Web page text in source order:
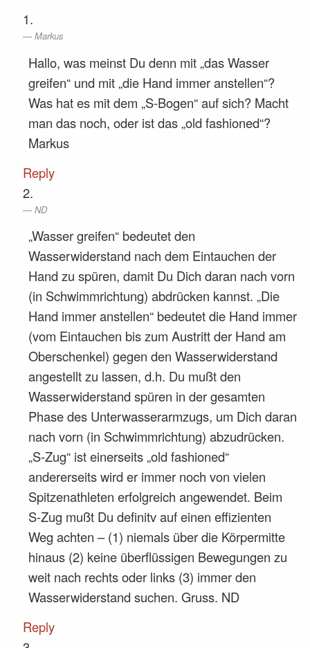
Markus
Hallo, was meinst Du denn mit „das Wasser
greifen“ und mit „die Hand immer anstellen“?
Was hat es mit dem „S-Bogen“ auf sich? Macht
man das noch, oder ist das „old fashioned“?
Markus
Reply
ND
„Wasser greifen“ bedeutet den
Wasserwiderstand nach dem Eintauchen der
Hand zu spüren, damit Du Dich daran nach vorn
(in Schwimmrichtung) abdrücken kannst. „Die
Hand immer anstellen“ bedeutet die Hand immer
(vom Eintauchen bis zum Austritt der Hand am
Oberschenkel) gegen den Wasserwiderstand
angestellt zu lassen, d.h. Du mußt den
Wasserwiderstand spüren in der gesamten
Phase des Unterwasserarmzugs, um Dich daran
nach vorn (in Schwimmrichtung) abzudrücken.
„S-Zug“ ist einerseits „old fashioned“
andererseits wird er immer noch von vielen
Spitzenathleten erfolgreich angewendet. Beim
S-Zug mußt Du definitv auf einen effizienten
Weg achten – (1) niemals über die Körpermitte
hinaus (2) keine überflüssigen Bewegungen zu
weit nach rechts oder links (3) immer den
Wasserwiderstand suchen. Gruss. ND
Reply